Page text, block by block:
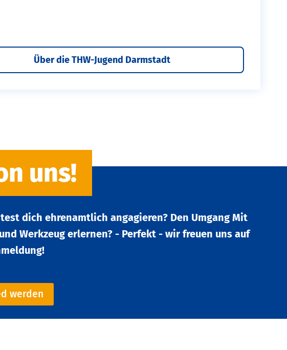
Über die THW-Jugend Darmstadt
dich ehrenamtlich angagieren? Den Umgang Mit
Werkzeug erlernen? - Perfekt - wir freuen uns auf
werden
uns!